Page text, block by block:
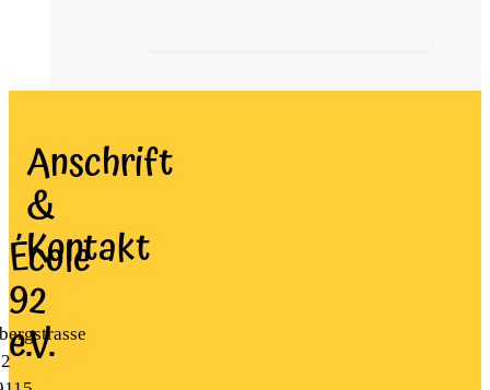
École
92
e.V.
Anschrift
&
Kontakt